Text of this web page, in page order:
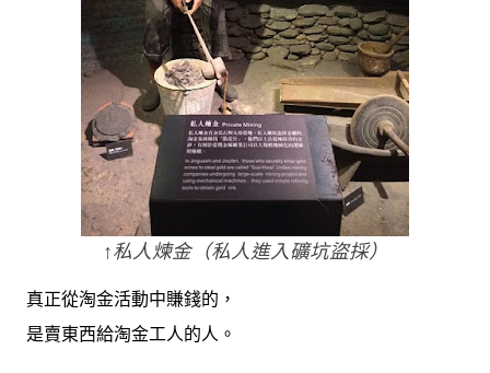
↑私人煉金（私人進入礦坑盜採）
真正從淘金活動中賺錢的，
是賣東西給淘金工人的人。